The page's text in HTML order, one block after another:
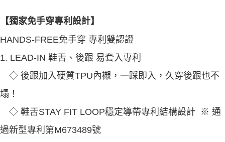
【獨家免手穿專利設計】
HANDS-FREE免手穿 專利雙認證
1. LEAD-IN 鞋舌、後跟 易套入專利
◇ 後跟加入硬質TPU內襯，一踩即入，久穿後跟也不
塌！
◇ 鞋舌STAY FIT LOOP穩定導帶專利結構設計 ※ 通
過新型專利第M673489號